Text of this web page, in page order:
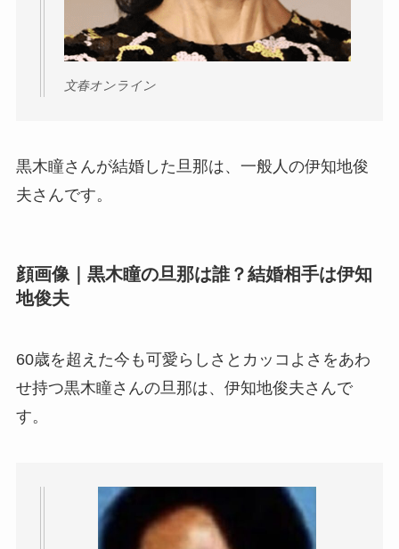
文春オンライン
黒木瞳さんが結婚した旦那は、一般人の伊知地俊
夫さんです。
顔画像｜黒木瞳の旦那は誰？結婚相手は伊知
地俊夫
60歳を超えた今も可愛らしさとカッコよさをあわ
せ持つ黒木瞳さんの旦那は、伊知地俊夫さんで
す。